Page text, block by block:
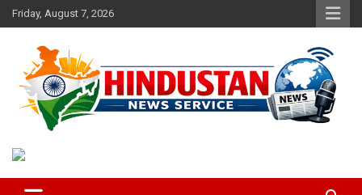
Skip
to
Friday, August 7, 2026
Hindustan News Service